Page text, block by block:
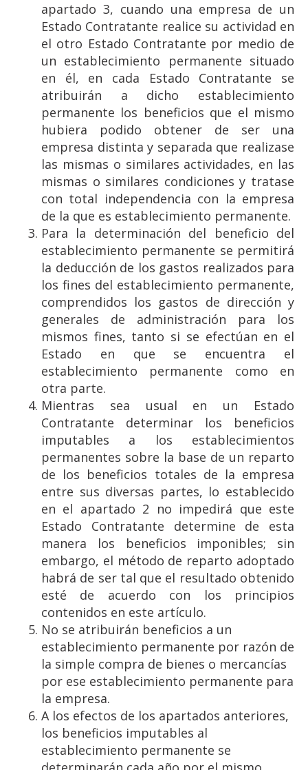
apartado 3, cuando una empresa de un
Estado Contratante realice su actividad en
el otro Estado Contratante por medio de
un establecimiento permanente situado
en él, en cada Estado Contratante se
atribuirán a dicho establecimiento
permanente los beneficios que el mismo
hubiera podido obtener de ser una
empresa distinta y separada que realizase
las mismas o similares actividades, en las
mismas o similares condiciones y tratase
con total independencia con la empresa
de la que es establecimiento permanente.
Para la determinación del beneficio del
establecimiento permanente se permitirá
la deducción de los gastos realizados para
los fines del establecimiento permanente,
comprendidos los gastos de dirección y
generales de administración para los
mismos fines, tanto si se efectúan en el
Estado en que se encuentra el
establecimiento permanente como en
otra parte.
Mientras sea usual en un Estado
Contratante determinar los beneficios
imputables a los establecimientos
permanentes sobre la base de un reparto
de los beneficios totales de la empresa
entre sus diversas partes, lo establecido
en el apartado 2 no impedirá que este
Estado Contratante determine de esta
manera los beneficios imponibles; sin
embargo, el método de reparto adoptado
habrá de ser tal que el resultado obtenido
esté de acuerdo con los principios
contenidos en este artículo.
No se atribuirán beneficios a un
establecimiento permanente por razón de
la simple compra de bienes o mercancías
por ese establecimiento permanente para
la empresa.
A los efectos de los apartados anteriores,
los beneficios imputables al
establecimiento permanente se